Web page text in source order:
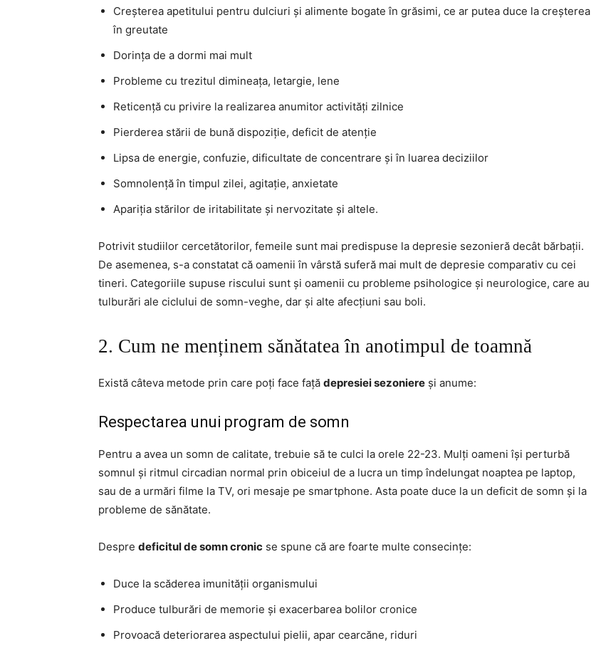
Creșterea apetitului pentru dulciuri și alimente bogate în grăsimi, ce ar putea duce la creșterea
în greutate
Dorința de a dormi mai mult
Probleme cu trezitul dimineața, letargie, lene
Reticență cu privire la realizarea anumitor activități zilnice
Pierderea stării de bună dispoziție, deficit de atenție
Lipsa de energie, confuzie, dificultate de concentrare și în luarea deciziilor
Somnolență în timpul zilei, agitație, anxietate
Apariția stărilor de iritabilitate și nervozitate și altele.
Potrivit studiilor cercetătorilor, femeile sunt mai predispuse la depresie sezonieră decât bărbații.
De asemenea, s-a constatat că oamenii în vârstă suferă mai mult de depresie comparativ cu cei
tineri. Categoriile supuse riscului sunt și oamenii cu probleme psihologice și neurologice, care au
tulburări ale ciclului de somn-veghe, dar și alte afecțiuni sau boli.
2. Cum ne menținem sănătatea în anotimpul de toamnă
Există câteva metode prin care poți face față depresiei sezoniere și anume:
Respectarea unui program de somn
Pentru a avea un somn de calitate, trebuie să te culci la orele 22-23. Mulți oameni își perturbă
somnul și ritmul circadian normal prin obiceiul de a lucra un timp îndelungat noaptea pe laptop,
sau de a urmări filme la TV, ori mesaje pe smartphone. Asta poate duce la un deficit de somn și la
probleme de sănătate.
Despre deficitul de somn cronic se spune că are foarte multe consecințe:
Duce la scăderea imunității organismului
Produce tulburări de memorie și exacerbarea bolilor cronice
Provoacă deteriorarea aspectului pielii, apar cearcăne, riduri